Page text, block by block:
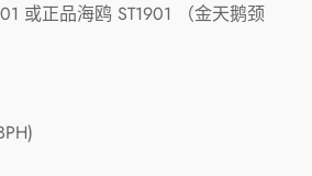
或正品海鸥 ST1901
（金天鹅颈